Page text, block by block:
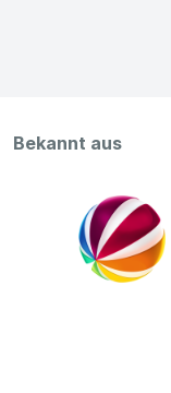
Bekannt aus